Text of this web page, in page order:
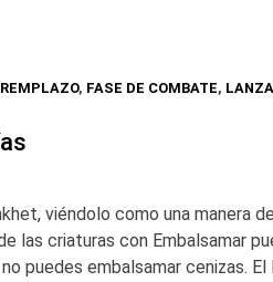
, FASE DE COMBATE,
viéndolo como una manera de
las criaturas con Embalsamar
puedes embalsamar cenizas. El